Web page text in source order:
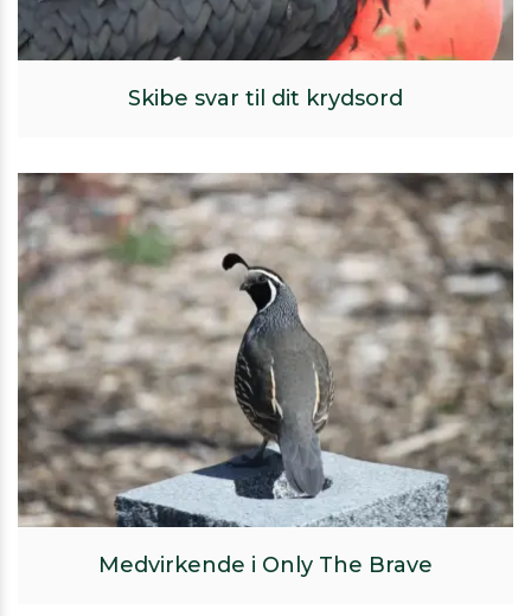
Skibe svar til dit krydsord
Medvirkende i Only The Brave